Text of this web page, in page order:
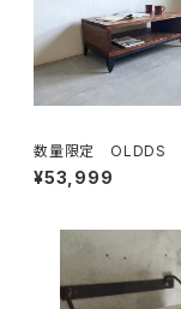
数量限定 OLDDS
ブル コーヒーテー
ブル ベンチ 古材
¥53,999